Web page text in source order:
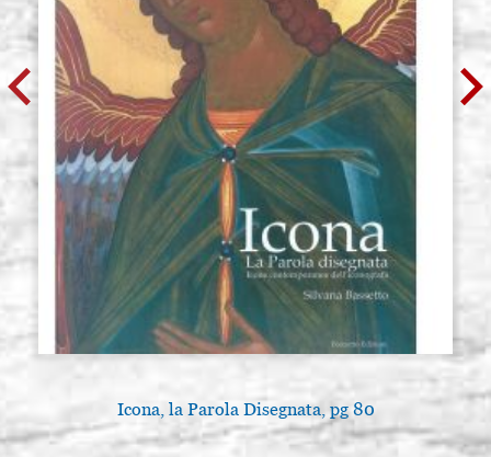
Icona, la Parola Disegnata, pg 80